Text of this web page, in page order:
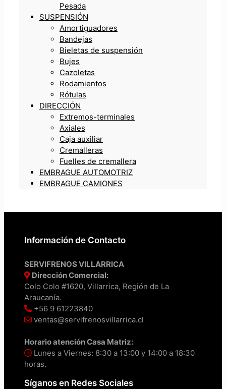
Pesada
SUSPENSIÓN
Amortiguadores
Bandejas
Bieletas de suspensión
Bujes
Cazoletas
Rodamientos
Rótulas
DIRECCIÓN
Extremos-terminales
Axiales
Caja auxiliar
Cremalleras
Fuelles de cremallera
EMBRAGUE AUTOMOTRIZ
EMBRAGUE CAMIONES
Información de Contacto
SERVIFRENOS VILLARRICA
Dirección Comercial:
Colo Colo #1620, Villarrica, Región de La
Araucanía.
+56 9 61223840
ventas@servifrenosvillarrica.cl
Horario atención Casa Matriz:
Lunes a Viernes: 8:30 a 13:00 y 14:00 a 18:30
horas.
Síganos en Redes Sociales